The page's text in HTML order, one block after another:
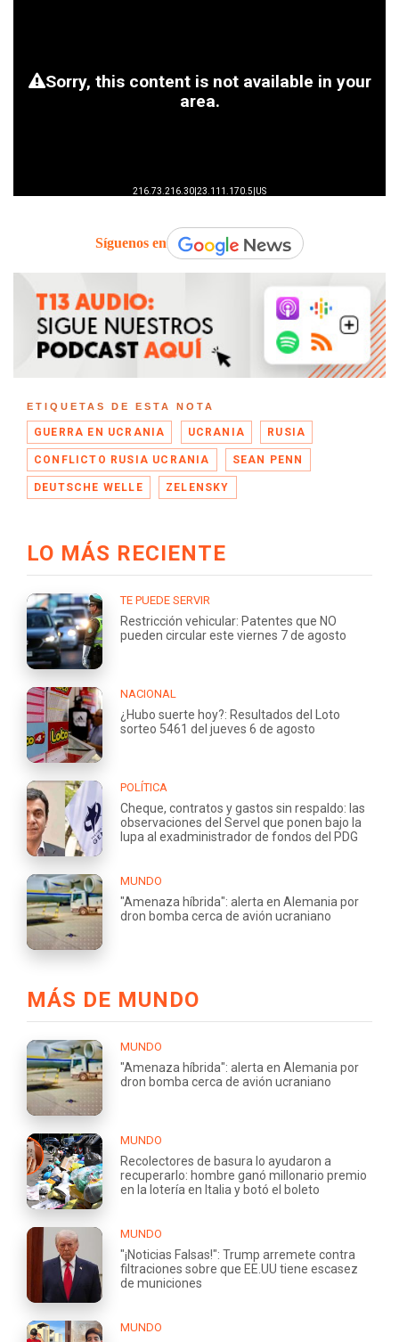
Síguenos en
ETIQUETAS DE ESTA NOTA
GUERRA EN UCRANIA UCRANIA RUSIA
CONFLICTO RUSIA UCRANIA SEAN PENN
DEUTSCHE WELLE ZELENSKY
LO MÁS RECIENTE
TE PUEDE SERVIR
Restricción vehicular: Patentes que NO
pueden circular este viernes 7 de agosto
NACIONAL
¿Hubo suerte hoy?: Resultados del Loto
sorteo 5461 del jueves 6 de agosto
POLÍTICA
Cheque, contratos y gastos sin respaldo: las
observaciones del Servel que ponen bajo la
lupa al exadministrador de fondos del PDG
MUNDO
"Amenaza híbrida": alerta en Alemania por
dron bomba cerca de avión ucraniano
MÁS DE MUNDO
MUNDO
"Amenaza híbrida": alerta en Alemania por
dron bomba cerca de avión ucraniano
MUNDO
Recolectores de basura lo ayudaron a
recuperarlo: hombre ganó millonario premio
en la lotería en Italia y botó el boleto
MUNDO
"¡Noticias Falsas!": Trump arremete contra
filtraciones sobre que EE.UU tiene escasez
de municiones
MUNDO